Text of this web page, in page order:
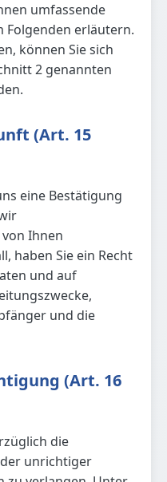
umfassende
Folgenden erläutern.
können Sie sich
2 genannten
(Art. 15
eine Bestätigung
Ihnen
haben Sie ein Recht
und auf
und die
(Art. 16
die
unrichtiger